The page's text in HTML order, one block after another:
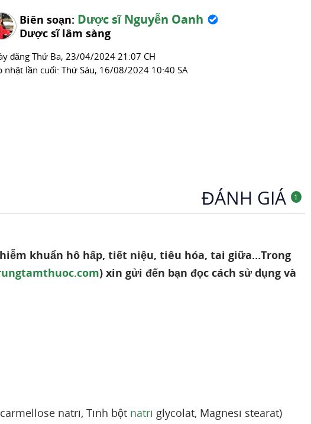
Biên soạn: Dược sĩ Nguyễn Oanh
Dược sĩ lâm sàng
đăngThứ Ba, 23/04/2024 21:07 CH
nhật lần cuối: Thứ Sáu, 16/08/2024 10:40 SA
ĐÁNH GIÁ 1
khuẩn hô hấp, tiết niệu, tiêu hóa, tai giữa…Trong
) xin gửi đến bạn đọc cách sử dụng và
natri, Tinh bột natri glycolat, Magnesi stearat)